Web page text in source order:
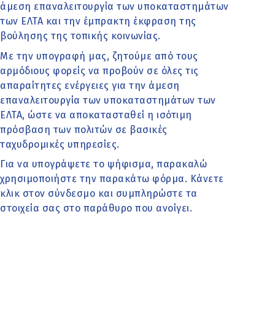
άμεση επαναλειτουργία των υποκαταστημάτων
των ΕΛΤΑ και την έμπρακτη έκφραση της
βούλησης της τοπικής κοινωνίας.
Με την υπογραφή μας, ζητούμε από τους
αρμόδιους φορείς να προβούν σε όλες τις
απαραίτητες ενέργειες για την άμεση
επαναλειτουργία των υποκαταστημάτων των
ΕΛΤΑ, ώστε να αποκατασταθεί η ισότιμη
πρόσβαση των πολιτών σε βασικές
ταχυδρομικές υπηρεσίες.
Για να υπογράψετε το ψήφισμα, παρακαλώ
χρησιμοποιήστε την παρακάτω φόρμα. Κάνετε
κλικ στον σύνδεσμο και συμπληρώστε τα
στοιχεία σας στο παράθυρο που ανοίγει.